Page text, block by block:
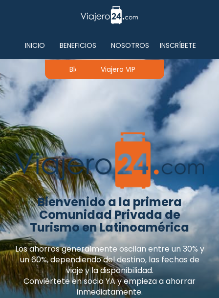
Black Card Members
Viajero VIP
INICIO BENEFICIOS NOSOTROS INSCRÍBETE
Bienvenido a la primera
Comunidad Privada de
Turismo en Latinoamérica
Los ahorros generalmente oscilan entre un 30% y
un 60%, dependiendo del destino, las fechas de
viaje y la disponibilidad.
Conviértete en socio YA y empieza a ahorrar
inmediatamente.